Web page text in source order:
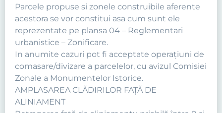
Parcele propuse si zonele construibile aferente
acestora se vor constitui asa cum sunt ele
reprezentate pe plansa 04 – Reglementari
urbanistice – Zonificare.
In anumite cazuri pot fi acceptate operaţiuni de
comasare/divizare a parcelelor, cu avizul Comisiei
Zonale a Monumentelor Istorice.
AMPLASAREA CLĂDIRILOR FAŢĂ DE
ALINIAMENT